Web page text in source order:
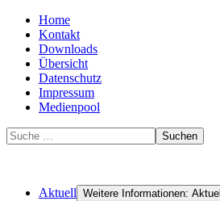
Home
Kontakt
Downloads
Übersicht
Datenschutz
Impressum
Medienpool
Suchen
Aktuell Weitere Informationen: Aktuell